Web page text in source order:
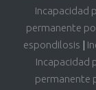
Incapacidad
permanente
espondilosis |
Incapacidad
permanente